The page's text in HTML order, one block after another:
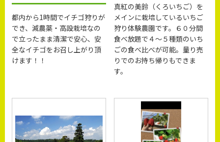
都内から1時間でイチゴ狩りが
でき、減農薬・高設栽培なの
で立ったまま清潔で安心、安
全なイチゴをお召し上がり頂
けます！！
真紅の美鈴（くろいちご）を
メインに栽培しているいちご
狩り体験農園です。６０分間
食べ放題で４～５種類のいち
ごの食べ比べが可能。量り売
りでのお持ち帰りもできま
す。